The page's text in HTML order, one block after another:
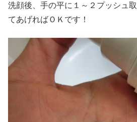
洗顔後、手の平に１～２プッシュ
てあげればＯＫです！